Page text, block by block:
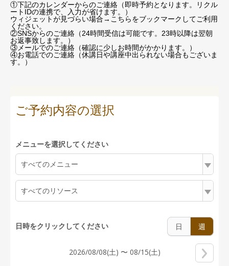
①下記のカレンダーからのご連絡（即時予約となります。リクル
ートIDの連携で、入力が省けます。）
ウィジェットが見づらい場合→こちらをブックマーク してご利用
ください。
②SNSからのご連絡（24時間受信は可能です。23時以降は翌朝
お返事致します。）
③メールでのご連絡（確認に少しお時間がかかります。）
④お電話でのご連絡（休講日や講座中出られない場合もございま
す。）